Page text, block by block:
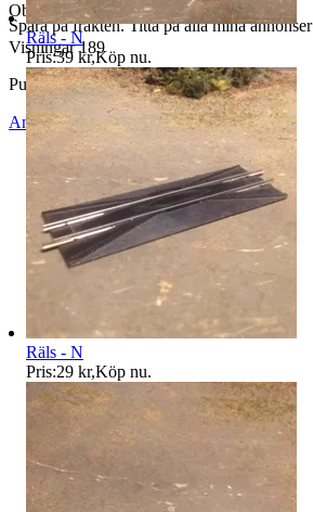
Spara på frakten. Titta på alla mina annonser
Objektnr 722 509 415
Visningar 189
Publicerad 19 mar 11:11
Anmäl Sälj liknande
Räls - N
Pris:39 kr,Köp nu.
Räls - N
Pris:29 kr,Köp nu.